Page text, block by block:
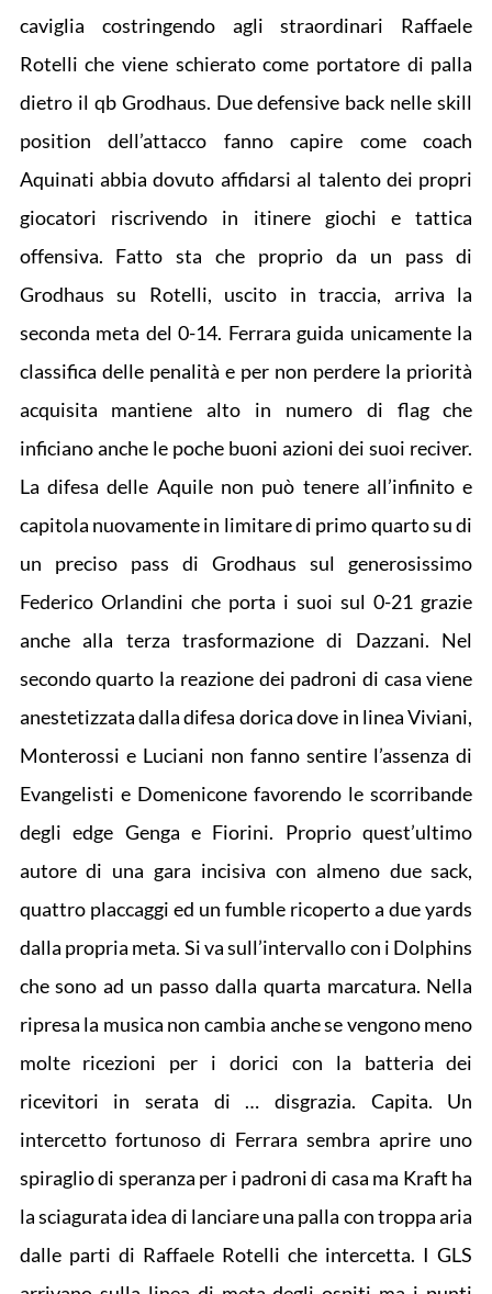
caviglia costringendo agli straordinari Raffaele
Rotelli che viene schierato come portatore di palla
dietro il qb Grodhaus. Due defensive back nelle skill
position dell’attacco fanno capire come coach
Aquinati abbia dovuto affidarsi al talento dei propri
giocatori riscrivendo in itinere giochi e tattica
offensiva. Fatto sta che proprio da un pass di
Grodhaus su Rotelli, uscito in traccia, arriva la
seconda meta del 0-14. Ferrara guida unicamente la
classifica delle penalità e per non perdere la priorità
acquisita mantiene alto in numero di flag che
inficiano anche le poche buoni azioni dei suoi reciver.
La difesa delle Aquile non può tenere all’infinito e
capitola nuovamente in limitare di primo quarto su di
un preciso pass di Grodhaus sul generosissimo
Federico Orlandini che porta i suoi sul 0-21 grazie
anche alla terza trasformazione di Dazzani. Nel
secondo quarto la reazione dei padroni di casa viene
anestetizzata dalla difesa dorica dove in linea Viviani,
Monterossi e Luciani non fanno sentire l’assenza di
Evangelisti e Domenicone favorendo le scorribande
degli edge Genga e Fiorini. Proprio quest’ultimo
autore di una gara incisiva con almeno due sack,
quattro placcaggi ed un fumble ricoperto a due yards
dalla propria meta. Si va sull’intervallo con i Dolphins
che sono ad un passo dalla quarta marcatura. Nella
ripresa la musica non cambia anche se vengono meno
molte ricezioni per i dorici con la batteria dei
ricevitori in serata di … disgrazia. Capita. Un
intercetto fortunoso di Ferrara sembra aprire uno
spiraglio di speranza per i padroni di casa ma Kraft ha
la sciagurata idea di lanciare una palla con troppa aria
dalle parti di Raffaele Rotelli che intercetta. I GLS